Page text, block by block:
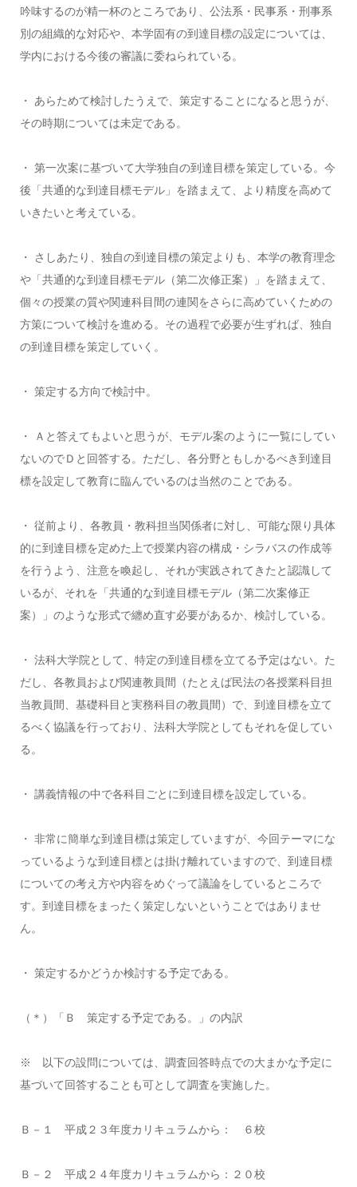
吟味するのが精一杯のところであり、公法系・民事系・刑事系
別の組織的な対応や、本学固有の到達目標の設定については、
学内における今後の審議に委ねられている。
・ あらためて検討したうえで、策定することになると思うが、
その時期については未定である。
・ 第一次案に基づいて大学独自の到達目標を策定している。今
後「共通的な到達目標モデル」を踏まえて、より精度を高めて
いきたいと考えている。
・ さしあたり、独自の到達目標の策定よりも、本学の教育理念
や「共通的な到達目標モデル（第二次修正案）」を踏まえて、
個々の授業の質や関連科目間の連関をさらに高めていくための
方策について検討を進める。その過程で必要が生ずれば、独自
の到達目標を策定していく。
・ 策定する方向で検討中。
・ Ａと答えてもよいと思うが、モデル案のように一覧にしてい
ないのでＤと回答する。ただし、各分野ともしかるべき到達目
標を設定して教育に臨んでいるのは当然のことである。
・ 従前より、各教員・教科担当関係者に対し、可能な限り具体
的に到達目標を定めた上で授業内容の構成・シラバスの作成等
を行うよう、注意を喚起し、それが実践されてきたと認識して
いるが、それを「共通的な到達目標モデル（第二次案修正
案）」のような形式で纏め直す必要があるか、検討している。
・ 法科大学院として、特定の到達目標を立てる予定はない。た
だし、各教員および関連教員間（たとえば民法の各授業科目担
当教員間、基礎科目と実務科目の教員間）で、到達目標を立て
るべく協議を行っており、法科大学院としてもそれを促してい
る。
・ 講義情報の中で各科目ごとに到達目標を設定している。
・ 非常に簡単な到達目標は策定していますが、今回テーマにな
っているような到達目標とは掛け離れていますので、到達目標
についての考え方や内容をめぐって議論をしているところで
す。到達目標をまったく策定しないということではありませ
ん。
・ 策定するかどうか検討する予定である。
（＊）「Ｂ 策定する予定である。」の内訳
※ 以下の設問については、調査回答時点での大まかな予定に
基づいて回答することも可として調査を実施した。
Ｂ－１ 平成２３年度カリキュラムから： ６校
Ｂ－２ 平成２４年度カリキュラムから：２０校